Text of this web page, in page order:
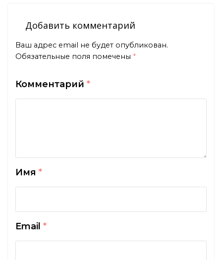
Добавить комментарий
Ваш адрес email не будет опубликован.
Обязательные поля помечены *
Комментарий *
Имя *
Email *